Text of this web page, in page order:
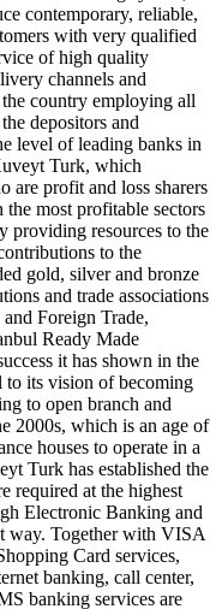
contemporary, reliable,
with very qualified
of high quality
channels and
country employing all
depositors and
level of leading banks in
Turk, which
are profit and loss sharers
most profitable sectors
providing resources to the
to the
gold, silver and bronze
and trade associations
Foreign Trade,
Ready Made
it has shown in the
its vision of becoming
to open branch and
2000s, which is an age of
houses to operate in a
Turk has established the
required at the highest
Electronic Banking and
way. Together with VISA
Card services,
banking, call center,
banking services are